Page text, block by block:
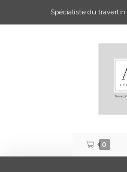
Spécialiste du travertin
0